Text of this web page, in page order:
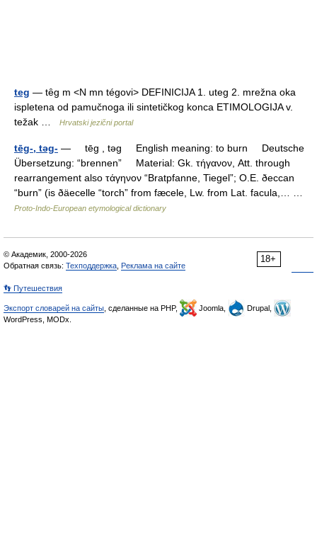
teg — tȇg m <N mn tégovi> DEFINICIJA 1. uteg 2. mrežna oka
ispletena od pamučnoga ili sintetičkog konca ETIMOLOGIJA v.
težak …
Hrvatski jezični portal
tēg-, tǝg- — tēg , tǝg English meaning: to burn Deutsche
Übersetzung: “brennen” Material: Gk. τήγανον, Att. through
rearrangement also τάγηνον “Bratpfanne, Tiegel”; O.E. ðeccan
“burn” (is ðäecelle “torch” from fæcele, Lw. from Lat. facula,… …
Proto-Indo-European etymological dictionary
18+
© Академик, 2000-2026
Обратная связь: Техподдержка Реклама на сайте
👣 Путешествия
Экспорт словарей на сайты , сделанные на PHP, Joomla,
Drupal,
WordPress, MODx.